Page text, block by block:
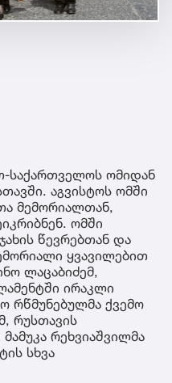
საქართველოს ომიდან
აგვისტოს ომში
მემორიალთან,
ომში
წევრებთან და
ყვავილებით
ლაცაბიძემ,
ირაკლი
რწმუნებულმა ქვემო
რუსთავის
რეხვიაშვილმა
სხვა